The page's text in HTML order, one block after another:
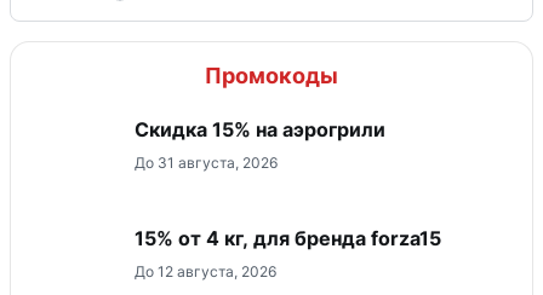
Промокоды
Скидка 15% на аэрогрили
До 31 августа, 2026
15% от 4 кг, для бренда forza15
До 12 августа, 2026